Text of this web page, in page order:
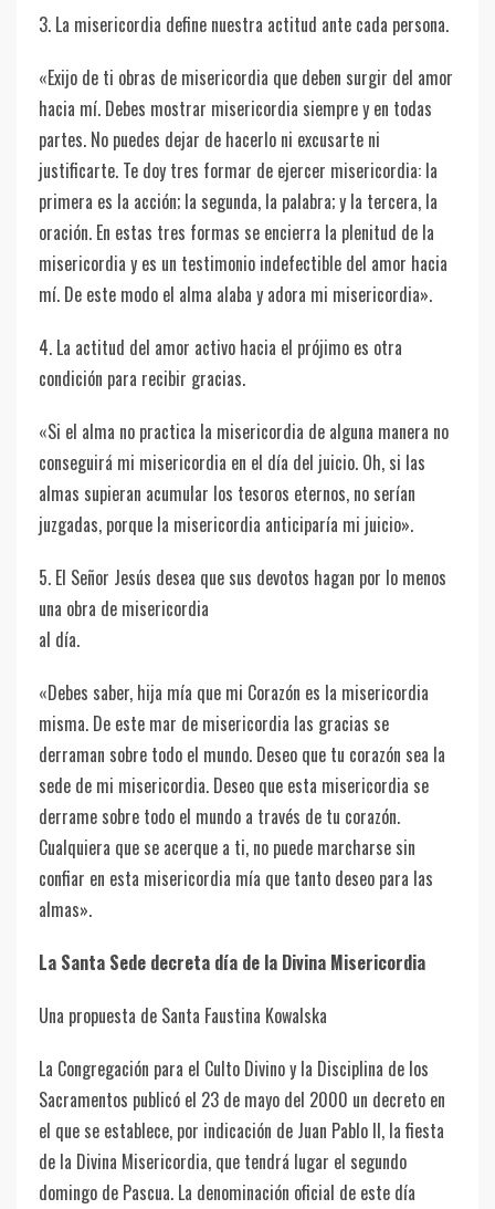
3. La misericordia define nuestra actitud ante cada persona.
«Exijo de ti obras de misericordia que deben surgir del amor
hacia mí. Debes mostrar misericordia siempre y en todas
partes. No puedes dejar de hacerlo ni excusarte ni
justificarte. Te doy tres formar de ejercer misericordia: la
primera es la acción; la segunda, la palabra; y la tercera, la
oración. En estas tres formas se encierra la plenitud de la
misericordia y es un testimonio indefectible del amor hacia
mí. De este modo el alma alaba y adora mi misericordia».
4. La actitud del amor activo hacia el prójimo es otra
condición para recibir gracias.
«Si el alma no practica la misericordia de alguna manera no
conseguirá mi misericordia en el día del juicio. Oh, si las
almas supieran acumular los tesoros eternos, no serían
juzgadas, porque la misericordia anticiparía mi juicio».
5. El Señor Jesús desea que sus devotos hagan por lo menos
una obra de misericordia
al día.
«Debes saber, hija mía que mi Corazón es la misericordia
misma. De este mar de misericordia las gracias se
derraman sobre todo el mundo. Deseo que tu corazón sea la
sede de mi misericordia. Deseo que esta misericordia se
derrame sobre todo el mundo a través de tu corazón.
Cualquiera que se acerque a ti, no puede marcharse sin
confiar en esta misericordia mía que tanto deseo para las
almas».
La Santa Sede decreta día de la Divina Misericordia
Una propuesta de Santa Faustina Kowalska
La Congregación para el Culto Divino y la Disciplina de los
Sacramentos publicó el 23 de mayo del 2000 un decreto en
el que se establece, por indicación de Juan Pablo II, la fiesta
de la Divina Misericordia, que tendrá lugar el segundo
domingo de Pascua. La denominación oficial de este día